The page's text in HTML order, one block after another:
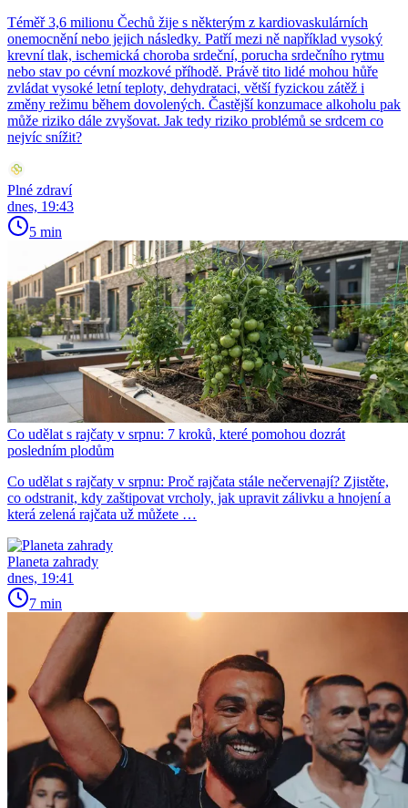
Téměř 3,6 milionu Čechů žije s některým z kardiovaskulárních
onemocnění nebo jejich následky. Patří mezi ně například vysoký
krevní tlak, ischemická choroba srdeční, porucha srdečního rytmu
nebo stav po cévní mozkové příhodě. Právě tito lidé mohou hůře
zvládat vysoké letní teploty, dehydrataci, větší fyzickou zátěž i
změny režimu během dovolených. Častější konzumace alkoholu pak
může riziko dále zvyšovat. Jak tedy riziko problémů se srdcem co
nejvíc snížit?
Plné zdraví
dnes, 19:43
5 min
Co udělat s rajčaty v srpnu: 7 kroků, které pomohou dozrát
posledním plodům
Co udělat s rajčaty v srpnu: Proč rajčata stále nečervenají? Zjistěte,
co odstranit, kdy zaštipovat vrcholy, jak upravit zálivku a hnojení a
která zelená rajčata už můžete …
Planeta zahrady
dnes, 19:41
7 min